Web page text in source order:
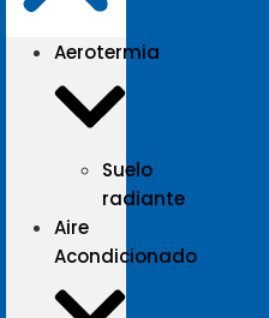
Aerotermia
Suelo
radiante
Aire
Acondicionado